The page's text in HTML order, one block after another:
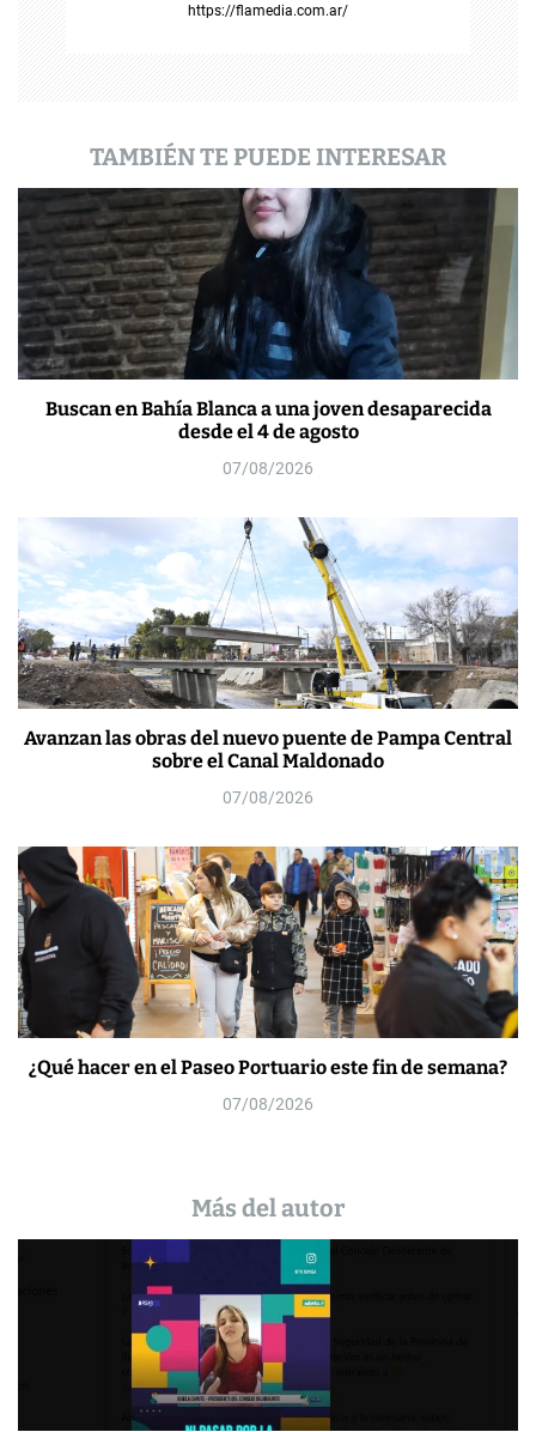
https://flamedia.com.ar/
TAMBIÉN TE PUEDE INTERESAR
Buscan en Bahía Blanca a una joven desaparecida
desde el 4 de agosto
07/08/2026
Avanzan las obras del nuevo puente de Pampa Central
sobre el Canal Maldonado
07/08/2026
¿Qué hacer en el Paseo Portuario este fin de semana?
07/08/2026
Más del autor